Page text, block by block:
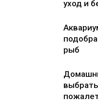
уход и
рыб